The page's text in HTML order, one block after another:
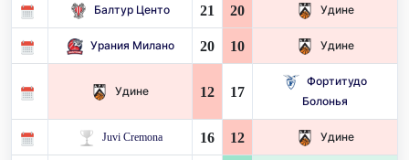
Балтур Центо 21 20 Удине
Урания Милано 20 10 Удине
Удине 12 17
Фортитудо
Болонья
Juvi Cremona 16 12 Удине